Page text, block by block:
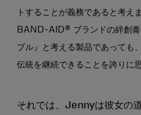
トすることが義務であると考え
BAND-AID® ブランドの絆創膏
プル』と考える製品であっても
伝統を継続できることを誇りに
それでは、Jennyは彼女の